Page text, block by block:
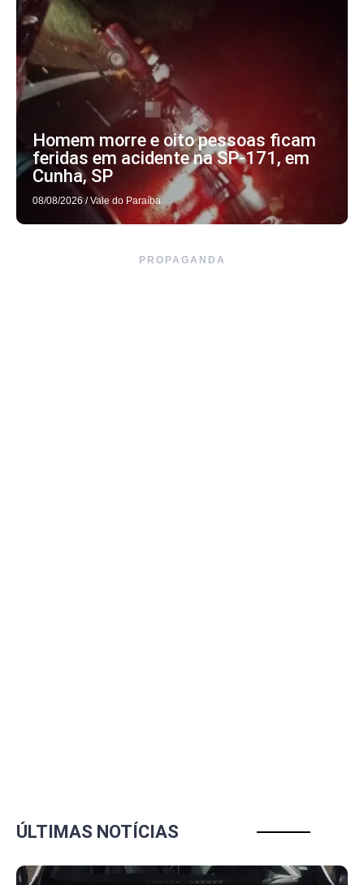
Homem morre e oito pessoas ficam
feridas em acidente na SP-171, em
Cunha, SP
08/08/2026 / Vale do Paraíba
PROPAGANDA
ÚLTIMAS NOTÍCIAS